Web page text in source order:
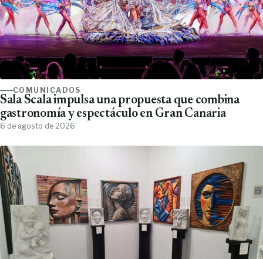
COMUNICADOS
Sala Scala impulsa una propuesta que combina
gastronomía y espectáculo en Gran Canaria
6 de agosto de 2026